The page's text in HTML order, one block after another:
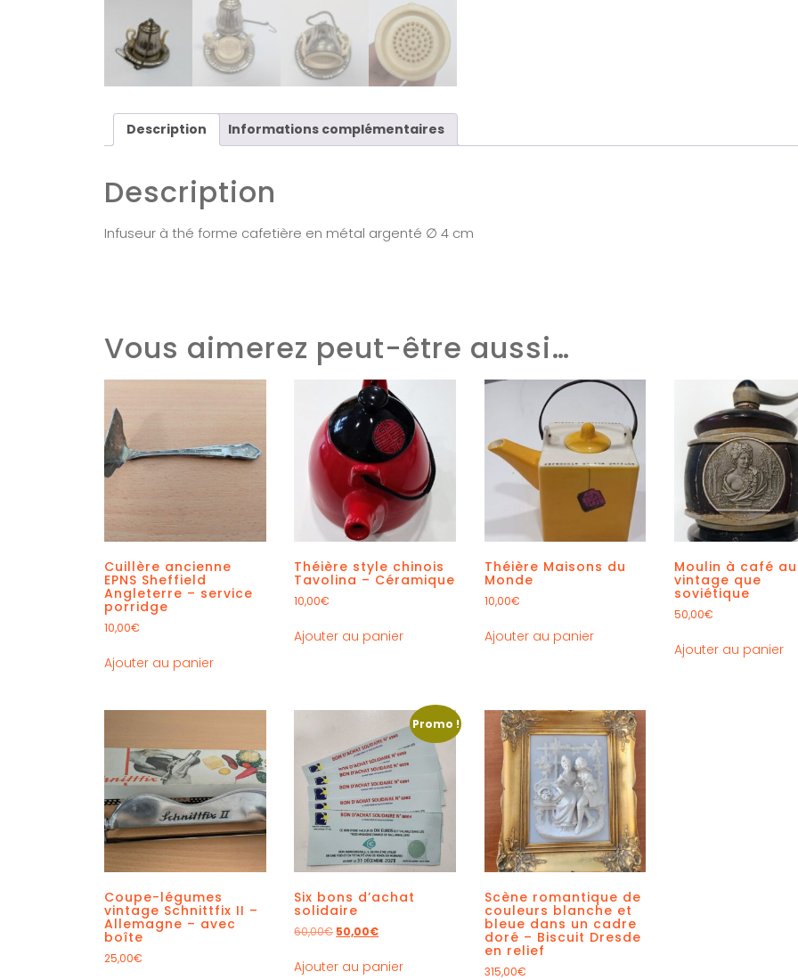
Description Informations complémentaires
Description
Infuseur à thé forme cafetière en métal argenté ∅ 4 cm
Vous aimerez peut-être aussi…
Cuillère ancienne
EPNS Sheffield
Angleterre – service
porridge
10,00€
Ajouter au panier
Théière style chinois
Tavolina – Céramique
10,00€
Ajouter au panier
Théière Maisons du
Monde
10,00€
Ajouter au panier
Moulin à café
vintage que
soviétique
50,00€
Ajouter au panier
Coupe-légumes
vintage Schnittfix II –
Allemagne – avec
boîte
25,00€
Promo !
Six bons d’achat
solidaire
60,00€ 50,00€
Ajouter au panier
Scène romantique de
couleurs blanche et
bleue dans un cadre
doré – Biscuit Dresde
en relief
315,00€